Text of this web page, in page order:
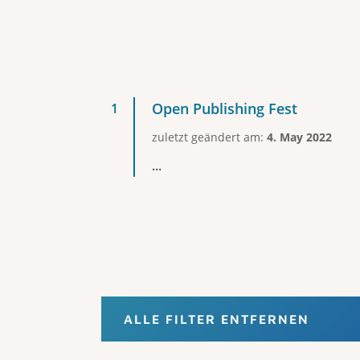
Open Publishing Fest
zuletzt geändert am: 4. May 2022
...
ALLE FILTER ENTFERNEN